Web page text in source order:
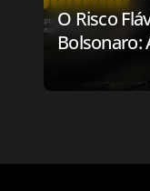
O Risco
Bolsonaro:
Vencer ou